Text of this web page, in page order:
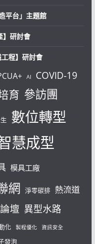
平台」主題館
】研討會
程】研討會
AI COVID-19
育 參訪團
數位轉型
慧成型
模具工廠
網 淨零碳排 熱流道
壇 異型水路
化 製程優化 資訊安全
發泡